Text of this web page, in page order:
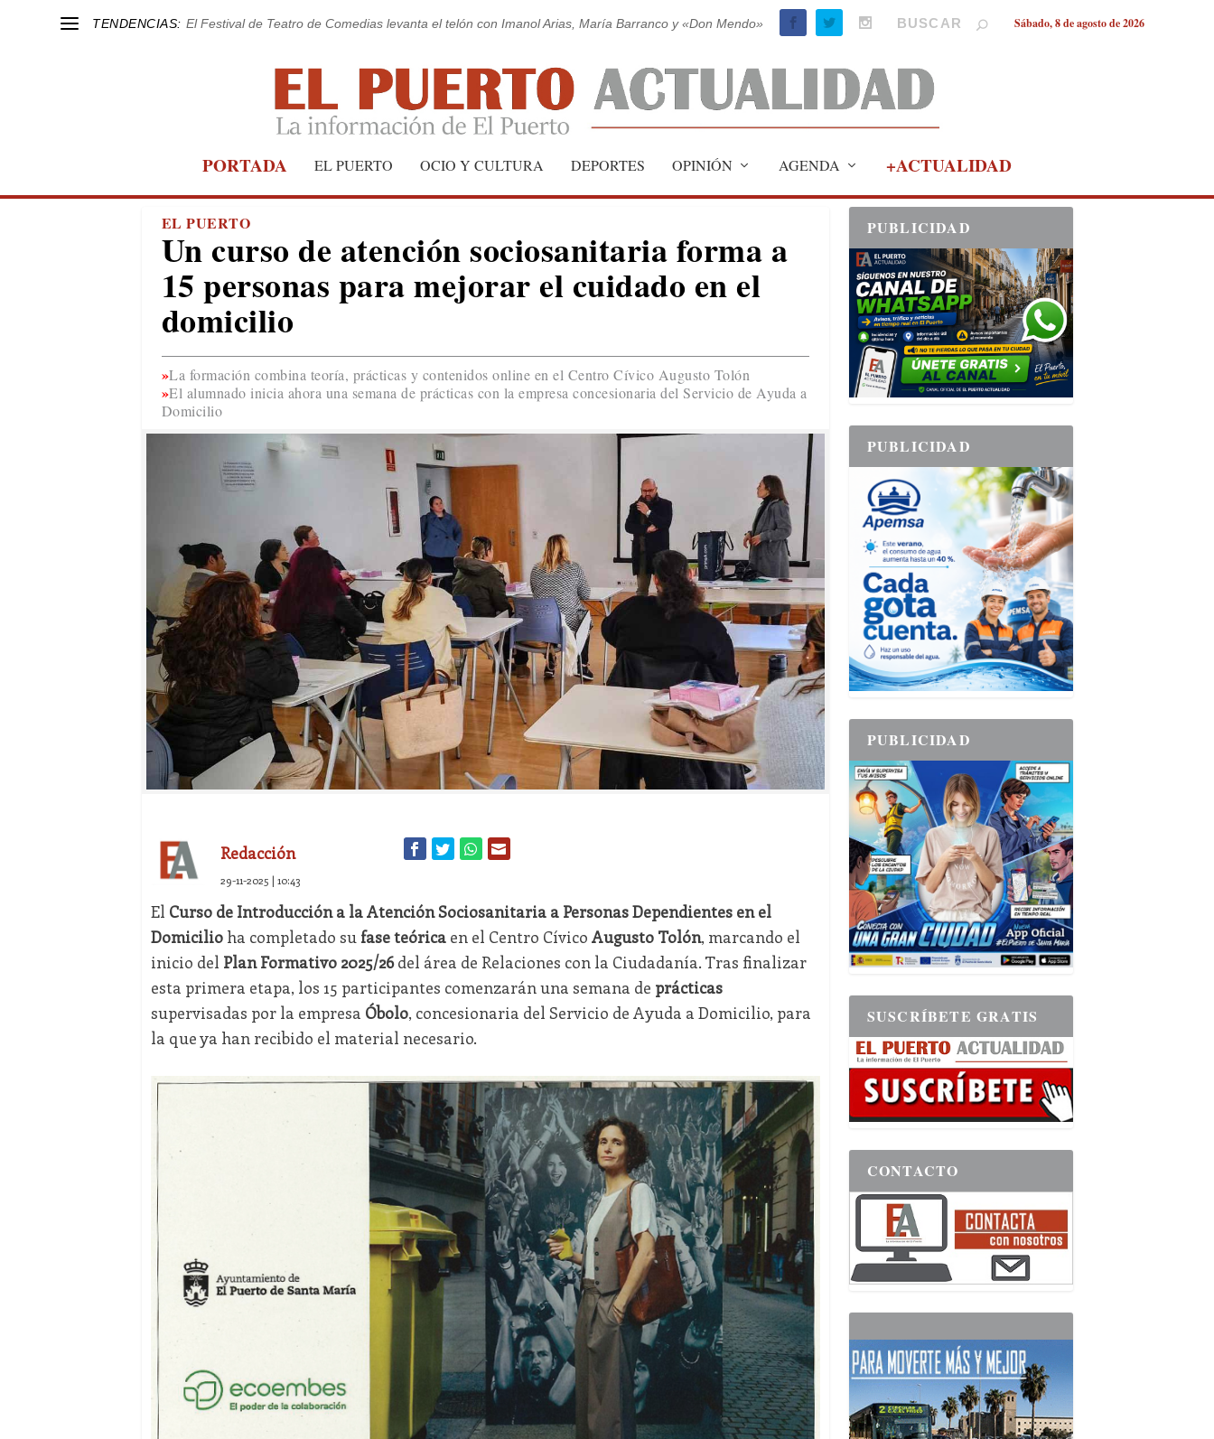
TENDENCIAS: El Festival de Teatro de Comedias levanta el telón con Imanol Arias, María Barranco y «Don Mendo» Sábado, 8 de agosto de 2026
PORTADA EL PUERTO OCIO Y CULTURA DEPORTES OPINIÓN AGENDA +ACTUALIDAD
EL PUERTO
Un curso de atención sociosanitaria forma a
15 personas para mejorar el cuidado en el
domicilio
La formación combina teoría, prácticas y contenidos online en el Centro Cívico Augusto Tolón
El alumnado inicia ahora una semana de prácticas con la empresa concesionaria del Servicio de Ayuda a
Domicilio
Redacción
29-11-2025 | 10:43
El Curso de Introducción a la Atención Sociosanitaria a Personas Dependientes en el
Domicilioha completado su fase teóricaen el Centro Cívico Augusto Tolón, marcando el
inicio del Plan Formativo 2025/26del área de Relaciones con la Ciudadanía. Tras finalizar
esta primera etapa, los 15 participantes comenzarán una semana de prácticas
supervisadas por la empresa Óbolo, concesionaria del Servicio de Ayuda a Domicilio, para
la que ya han recibido el material necesario.
PUBLICIDAD
PUBLICIDAD
PUBLICIDAD
SUSCRÍBETE GRATIS
CONTACTO